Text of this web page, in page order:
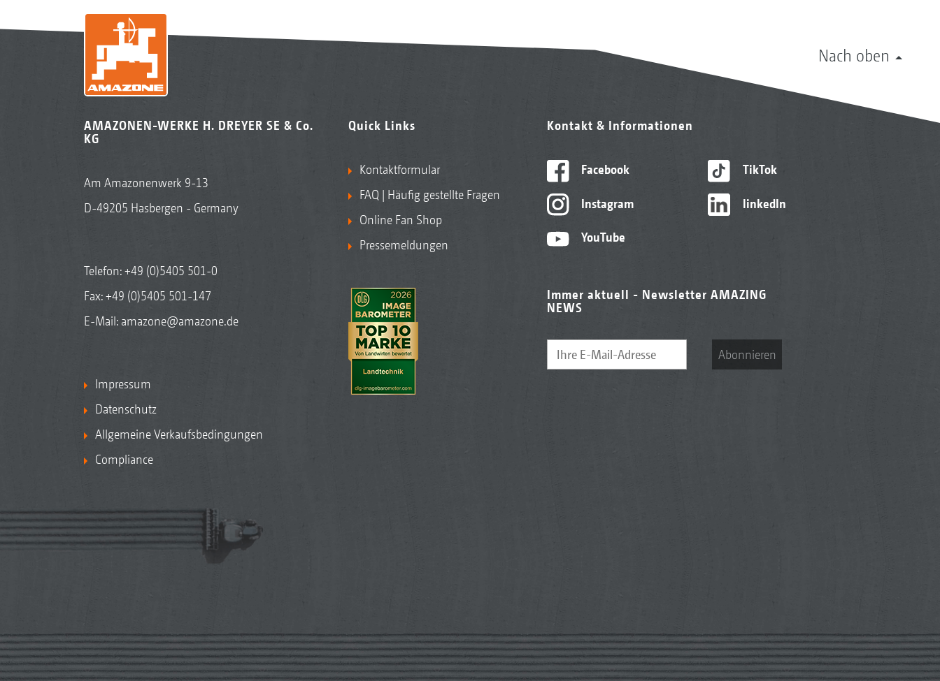
Nach oben
AMAZONEN-WERKE H. DREYER SE & Co.
KG
Am Amazonenwerk 9-13
D-49205 Hasbergen - Germany
Telefon:+49 (0)5405 501-0
Fax: +49 (0)5405 501-147
E-Mail: amazone@amazone.de
Impressum
Datenschutz
Allgemeine Verkaufsbedingungen
Compliance
Quick Links
Kontaktformular
FAQ | Häufig gestellte Fragen
Online Fan Shop
Pressemeldungen
Kontakt & Informationen
Facebook
Instagram
YouTube
TikTok
linkedIn
Immer aktuell - Newsletter AMAZING
NEWS
Abonnieren